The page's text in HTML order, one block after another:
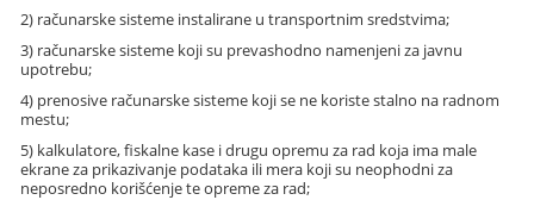
2) računarske sisteme instalirane u transportnim sredstvima;
3) računarske sisteme koji su prevashodno namenjeni za javnu
upotrebu;
4) prenosive računarske sisteme koji se ne koriste stalno na radnom
mestu;
5) kalkulatore, fiskalne kase i drugu opremu za rad koja ima male
ekrane za prikazivanje podataka ili mera koji su neophodni za
neposredno korišćenje te opreme za rad;